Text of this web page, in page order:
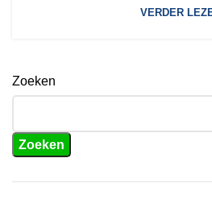
VERDER
Zoeken
Zoeken